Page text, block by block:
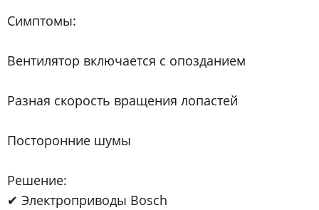
Симптомы:
Вентилятор включается с опозданием
Разная скорость вращения лопастей
Посторонние шумы
Решение:
✔ Электроприводы Bosch